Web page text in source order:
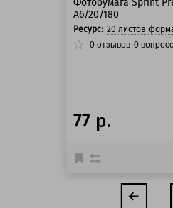
Фотобумага Sprint
A6/20/180
Ресурс: 20 листов
0 отзывов 0
77 р.